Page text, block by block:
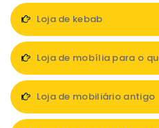
Loja de kebab
Loja de mobília para o
Loja de mobiliário antigo